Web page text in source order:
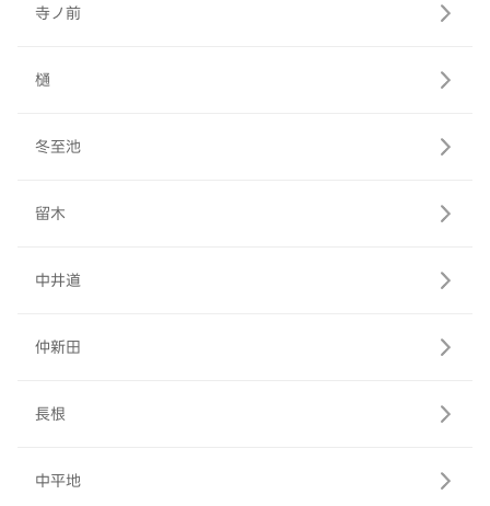
寺ノ前
樋
冬至池
留木
中井道
仲新田
長根
中平地